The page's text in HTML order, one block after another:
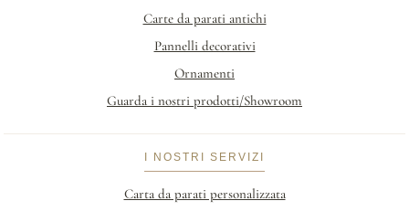
Carte da parati antichi
Pannelli decorativi
Ornamenti
Guarda i nostri prodotti/Showroom
I NOSTRI SERVIZI
Carta da parati personalizzata